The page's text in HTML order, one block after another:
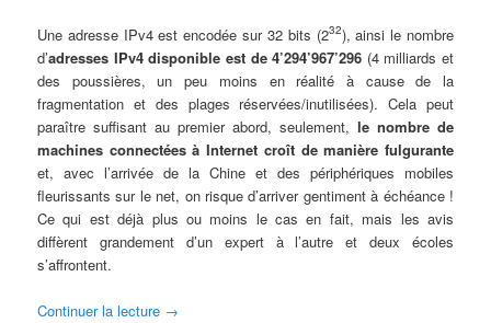
Une adresse IPv4 est encodée sur 32 bits (232), ainsi le nombre
d’adresses IPv4 disponible est de 4’294’967’296 (4 milliards et
des poussières, un peu moins en réalité à cause de la
fragmentation et des plages réservées/inutilisées). Cela peut
paraître suffisant au premier abord, seulement, le nombre de
machines connectées à Internet croît de manière fulgurante
et, avec l’arrivée de la Chine et des périphériques mobiles
fleurissants sur le net, on risque d’arriver gentiment à échéance !
Ce qui est déjà plus ou moins le cas en fait, mais les avis
diffèrent grandement d’un expert à l’autre et deux écoles
s’affrontent.
Continuer la lecture →